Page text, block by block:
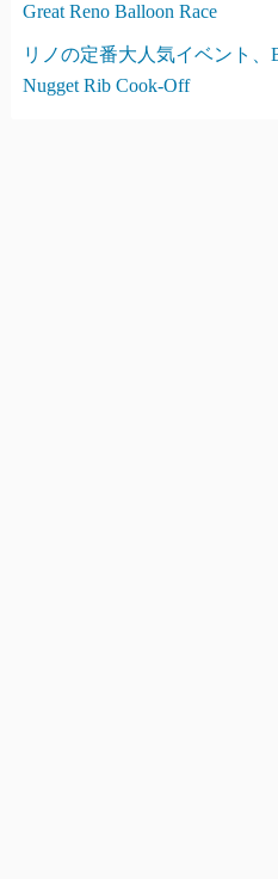
Great Reno Balloon Race
リノの定番大人気イベント
Nugget Rib Cook-Off